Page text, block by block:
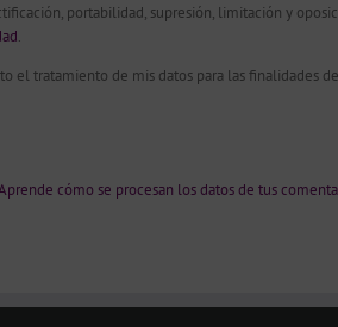
portabilidad, supresión, limitación y
.
el tratamiento de mis datos para las finalidades
cómo se procesan los datos de tus